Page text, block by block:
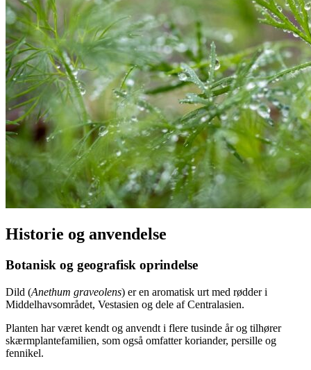
Historie og anvendelse
Botanisk og geografisk oprindelse
Dild (Anethum graveolens) er en aromatisk urt med rødder i
Middelhavsområdet, Vestasien og dele af Centralasien.
Planten har været kendt og anvendt i flere tusinde år og tilhører
skærmplantefamilien, som også omfatter koriander, persille og
fennikel.